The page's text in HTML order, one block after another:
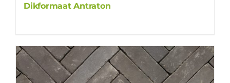
Dikformaat Antraton